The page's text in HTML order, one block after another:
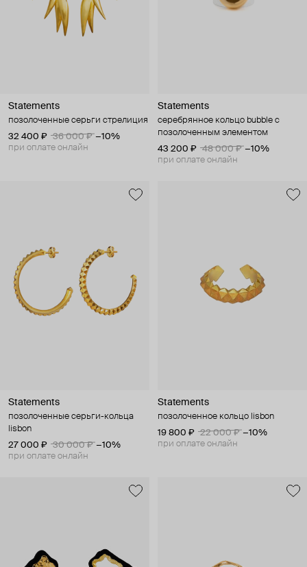
Statements
позолоченные серьги стрелиция
32 400 ₽
36 000 ₽ −10%
при оплате онлайн
Statements
cеребрянное кольцо bubble с
позолоченным элементом
43 200 ₽
48 000 ₽ −10%
при оплате онлайн
Statements
позолоченные серьги-кольца
lisbon
27 000 ₽
30 000 ₽ −10%
при оплате онлайн
Statements
позолоченное кольцо lisbon
19 800 ₽
22 000 ₽ −10%
при оплате онлайн